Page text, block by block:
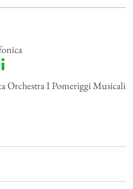
Orchestra I Pomeriggi Musicali